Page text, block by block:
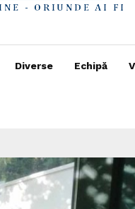
Diverse Echipă